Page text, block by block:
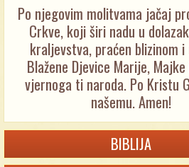
Po njegovim molitvama jačaj
Crkve, koji širi nadu u
kraljevstva, praćen blizinom
Blažene Djevice Marije,
vjernoga ti naroda. Po Kristu
našemu. Amen!
BIBLIJA